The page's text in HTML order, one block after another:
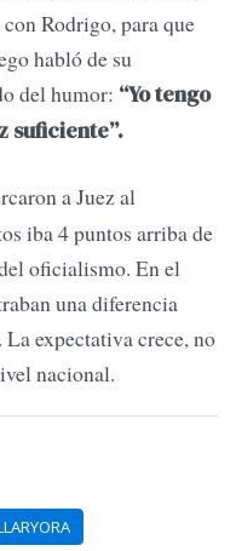
Rodrigo, para que
habló de su
del humor: “Yo tengo
suficiente”.
a Juez al
iba 4 puntos arriba de
oficialismo. En el
una diferencia
expectativa crece, no
nacional.